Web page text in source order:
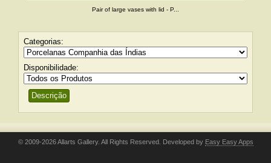
Pair of large vases with lid - P...
Categorias:
Disponibilidade:
Descrição
© 2009-2026 Allarts Gallery. All Rights Reserved. Developed by Easy Easy Apps